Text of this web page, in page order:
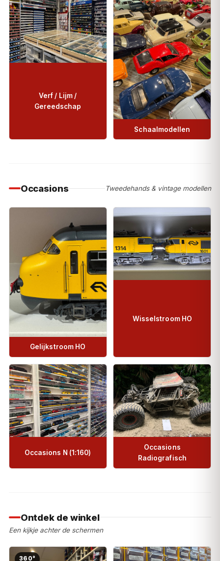
Verf / Lijm /
Gereedschap
Schaalmodellen
Occasions Tweedehands & vintage modellen
Gelijkstroom HO
Wisselstroom HO
Occasions N (1:160)
Occasions
Radiografisch
Ontdek de winkel
Een kijkje achter de schermen
360°